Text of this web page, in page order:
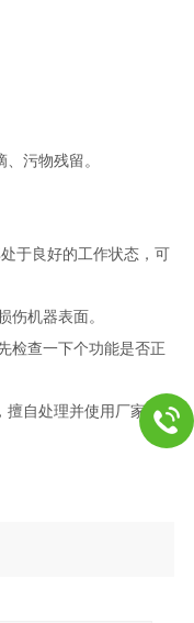
污物残留。
于良好的工作状态，可
伤机器表面。
检查一下个功能是否正
擅自处理并使用厂家未